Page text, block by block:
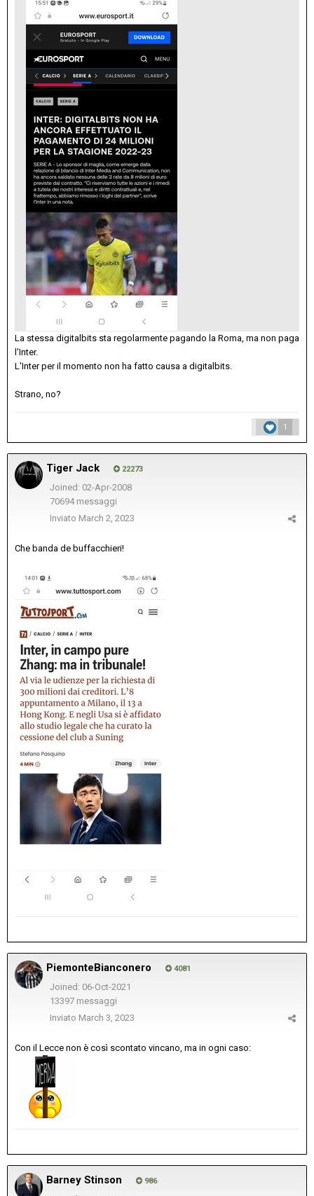
La stessa digitalbits sta regolarmente pagando la Roma, ma non paga
l'Inter.
L'Inter per il momento non ha fatto causa a digitalbits.
Strano, no?
1
Tiger Jack 22273
Joined: 02-Apr-2008
70694 messaggi
Inviato March 2, 2023
Che banda de buffacchieri!
PiemonteBianconero 4081
Joined: 06-Oct-2021
13397 messaggi
Inviato March 3, 2023
Con il Lecce non è così scontato vincano, ma in ogni caso:
Barney Stinson 986